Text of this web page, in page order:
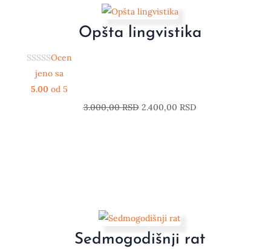
Opšta lingvistika
Ocen
jeno sa
5.00 od 5
3.000,00RSD 2.400,00 RSD
Sedmogodišnji rat